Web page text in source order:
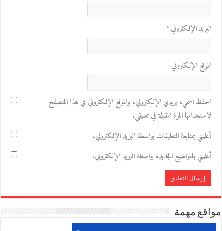
البريد الإلكتروني*
الموقع الإلكتروني
احفظ اسمي، بريدي الإلكتروني، والموقع الإلكتروني في هذا المتصفح
لاستخدامها المرة المقبلة في تعليقي.
أعلمني بمتابعة التعليقات بواسطة البريد الإلكتروني.
أعلمني بالمواضيع الجديدة بواسطة البريد الإلكتروني.
مواقع مهمة